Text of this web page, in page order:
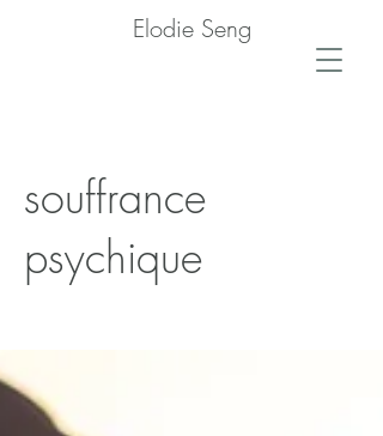
Elodie Seng
souffrance
psychique